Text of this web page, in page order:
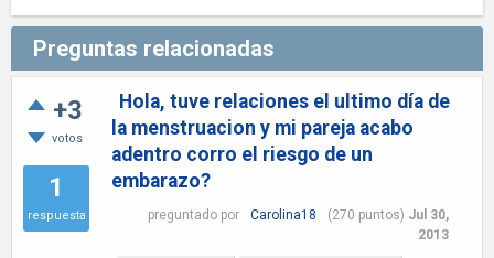
Preguntas relacionadas
+3
votos
1
respuesta
Hola, tuve relaciones el ultimo día de
la menstruacion y mi pareja acabo
adentro corro el riesgo de un
embarazo?
preguntado por Carolina18 (270 puntos) Jul 30,
2013